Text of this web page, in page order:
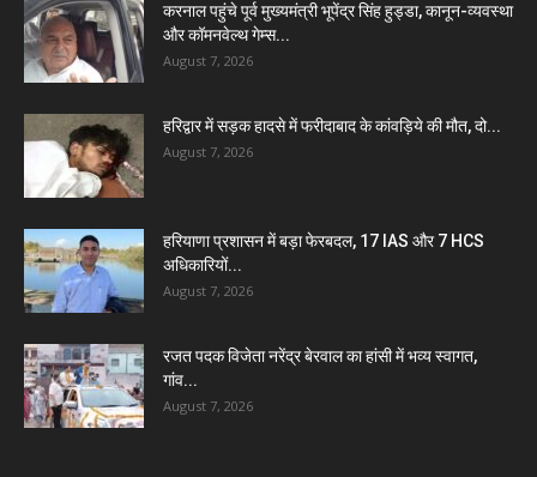
करनाल पहुंचे पूर्व मुख्यमंत्री भूपेंद्र सिंह हुड्डा, कानून-व्यवस्था
और कॉमनवेल्थ गेम्स...
August 7, 2026
हरिद्वार में सड़क हादसे में फरीदाबाद के कांवड़िये की मौत, दो...
August 7, 2026
हरियाणा प्रशासन में बड़ा फेरबदल, 17 IAS और 7 HCS
अधिकारियों...
August 7, 2026
रजत पदक विजेता नरेंद्र बेरवाल का हांसी में भव्य स्वागत,
गांव...
August 7, 2026